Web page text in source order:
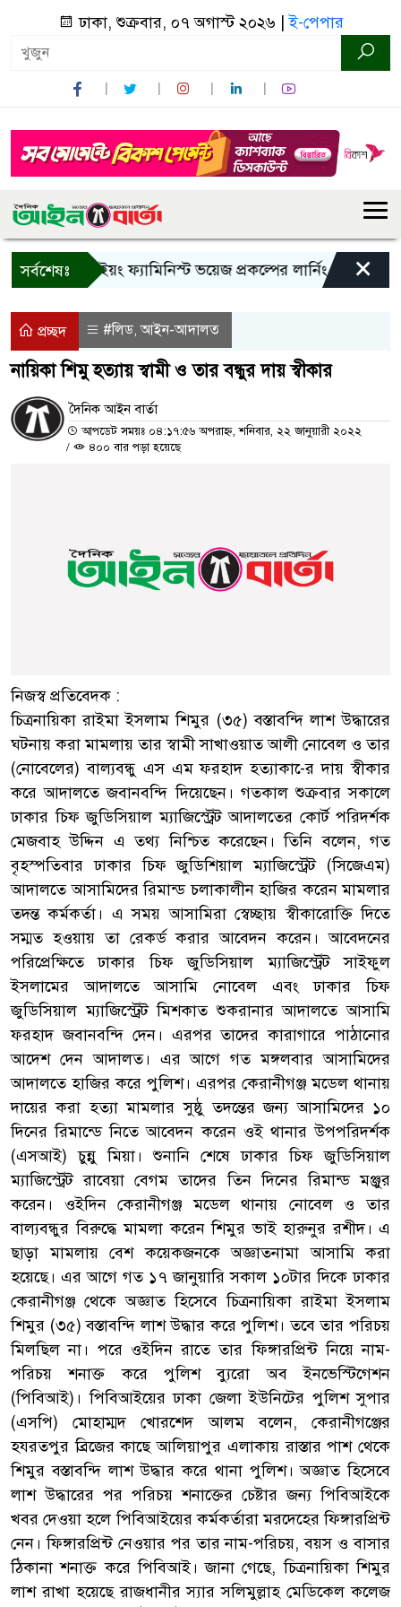
ঢাকা, শুক্রবার, ০৭ অগাস্ট ২০২৬ |ই-পেপার
সর্বশেষঃ
বান্দরবানে ইয়ং ফ্যামিনিস্ট ভয়েজ প্রকল্পের লার্নিং শেয়ারিং
×
প্রচ্ছদ #লিড,আইন-আদালত
নায়িকা শিমু হত্যায় স্বামী ও তার বন্ধুর দায় স্বীকার
দৈনিক আইন বার্তা
আপডেট সময়ঃ ০৪:১৭:৫৬ অপরাহ্ন, শনিবার, ২২ জানুয়ারী ২০২২
/
৪০০ বার পড়া হয়েছে
নিজস্ব প্রতিবেদক :
চিত্রনায়িকা রাইমা ইসলাম শিমুর (৩৫) বস্তাবন্দি লাশ উদ্ধারের
ঘটনায় করা মামলায় তার স্বামী সাখাওয়াত আলী নোবেল ও তার
(নোবেলের) বাল্যবন্ধু এস এম ফরহাদ হত্যাকা-ের দায় স্বীকার
করে আদালতে জবানবন্দি দিয়েছেন। গতকাল শুক্রবার সকালে
ঢাকার চিফ জুডিসিয়াল ম্যাজিস্ট্রেট আদালতের কোর্ট পরিদর্শক
মেজবাহ উদ্দিন এ তথ্য নিশ্চিত করেছেন। তিনি বলেন, গত
বৃহস্পতিবার ঢাকার চিফ জুডিশিয়াল ম্যাজিস্ট্রেট (সিজেএম)
আদালতে আসামিদের রিমান্ড চলাকালীন হাজির করেন মামলার
তদন্ত কর্মকর্তা। এ সময় আসামিরা স্বেচ্ছায় স্বীকারোক্তি দিতে
সম্মত হওয়ায় তা রেকর্ড করার আবেদন করেন। আবেদনের
পরিপ্রেক্ষিতে ঢাকার চিফ জুডিসিয়াল ম্যাজিস্ট্রেট সাইফুল
ইসলামের আদালতে আসামি নোবেল এবং ঢাকার চিফ
জুডিসিয়াল ম্যাজিস্ট্রেট মিশকাত শুকরানার আদালতে আসামি
ফরহাদ জবানবন্দি দেন। এরপর তাদের কারাগারে পাঠানোর
আদেশ দেন আদালত। এর আগে গত মঙ্গলবার আসামিদের
আদালতে হাজির করে পুলিশ। এরপর কেরানীগঞ্জ মডেল থানায়
দায়ের করা হত্যা মামলার সুষ্ঠু তদন্তের জন্য আসামিদের ১০
দিনের রিমান্ডে নিতে আবেদন করেন ওই থানার উপপরিদর্শক
(এসআই) চুন্নু মিয়া। শুনানি শেষে ঢাকার চিফ জুডিসিয়াল
ম্যাজিস্ট্রেট রাবেয়া বেগম তাদের তিন দিনের রিমান্ড মঞ্জুর
করেন। ওইদিন কেরানীগঞ্জ মডেল থানায় নোবেল ও তার
বাল্যবন্ধুর বিরুদ্ধে মামলা করেন শিমুর ভাই হারুনুর রশীদ। এ
ছাড়া মামলায় বেশ কয়েকজনকে অজ্ঞাতনামা আসামি করা
হয়েছে। এর আগে গত ১৭ জানুয়ারি সকাল ১০টার দিকে ঢাকার
কেরানীগঞ্জ থেকে অজ্ঞাত হিসেবে চিত্রনায়িকা রাইমা ইসলাম
শিমুর (৩৫) বস্তাবন্দি লাশ উদ্ধার করে পুলিশ। তবে তার পরিচয়
মিলছিল না। পরে ওইদিন রাতে তার ফিঙ্গারপ্রিন্ট নিয়ে নাম-
পরিচয় শনাক্ত করে পুলিশ ব্যুরো অব ইনভেস্টিগেশন
(পিবিআই)। পিবিআইয়ের ঢাকা জেলা ইউনিটের পুলিশ সুপার
(এসপি) মোহাম্মদ খোরশেদ আলম বলেন, কেরানীগঞ্জের
হযরতপুর ব্রিজের কাছে আলিয়াপুর এলাকায় রাস্তার পাশ থেকে
শিমুর বস্তাবন্দি লাশ উদ্ধার করে থানা পুলিশ। অজ্ঞাত হিসেবে
লাশ উদ্ধারের পর পরিচয় শনাক্তের চেষ্টার জন্য পিবিআইকে
খবর দেওয়া হলে পিবিআইয়ের কর্মকর্তারা মরদেহের ফিঙ্গারপ্রিন্ট
নেন। ফিঙ্গারপ্রিন্ট নেওয়ার পর তার নাম-পরিচয়, বয়স ও বাসার
ঠিকানা শনাক্ত করে পিবিআই। জানা গেছে, চিত্রনায়িকা শিমুর
লাশ রাখা হয়েছে রাজধানীর স্যার সলিমুল্লাহ মেডিকেল কলেজ